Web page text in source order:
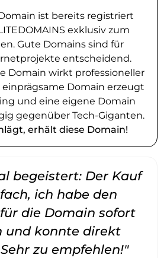
ist bereits registriert
exklusiv zum
Gute Domains sind für
entscheidend.
Domain wirkt professioneller
Domain erzeugt
und eine eigene Domain
gegenüber Tech-Giganten.
erhält diese Domain!
begeistert: Der Kauf
ich habe den
die Domain sofort
und konnte direkt
zu empfehlen!"